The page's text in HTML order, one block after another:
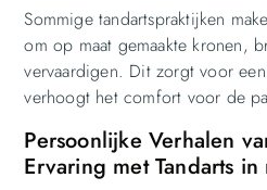
Sommige tandartspraktijken
om op maat gemaakte kronen,
vervaardigen. Dit zorgt voor
verhoogt het comfort voor de
Persoonlijke Verhalen
Ervaring met Tandarts